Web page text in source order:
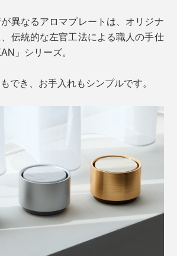
異なるアロマプレートは、オリジナ
伝統的な左官工法による職人の手仕
」シリーズ。
でき、お手入れもシンプルです。